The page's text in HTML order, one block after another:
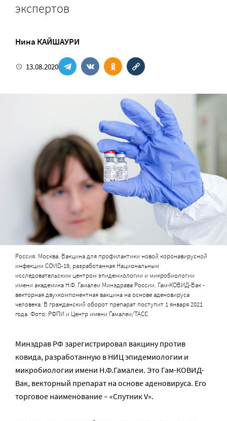
экспертов
Нина КАЙШАУРИ
13.08.2020
Россия. Москва. Вакцина для профилактики новой коронавирусной
инфекции COVID-19, разработанная Национальным
исследовательским центром эпидемиологии и микробиологии
имени академика Н.Ф. Гамалеи Минздрава России. Гам-КОВИД-Вак -
векторная двухкомпонентная вакцина на основе аденовируса
человека. В гражданский оборот препарат поступит 1 января 2021
года. Фото: РФПИ и Центр имени Гамалеи/ТАСС
Минздрав РФ зарегистрировал вакцину против
ковида, разработанную в НИЦ эпидемиологии и
микробиологии имени Н.Ф.Гамалеи. Это Гам-КОВИД-
Вак, векторный препарат на основе аденовируса. Его
торговое наименование – «Спутник V».